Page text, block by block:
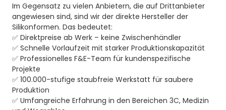
Im Gegensatz zu vielen Anbietern, die auf Drittanbieter
angewiesen sind, sind wir der direkte Hersteller der
Silikonformen. Das bedeutet:
✅ Direktpreise ab Werk – keine Zwischenhändler
✅ Schnelle Vorlaufzeit mit starker Produktionskapazität
✅ Professionelles F&E-Team für kundenspezifische
Projekte
✅ 100.000-stufige staubfreie Werkstatt für saubere
Produktion
✅ Umfangreiche Erfahrung in den Bereichen 3C, Medizin